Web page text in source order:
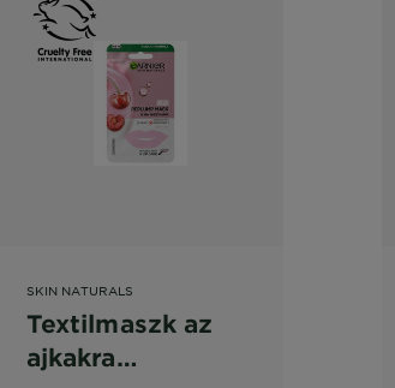
SKIN NATURALS
Textilmaszk az
ajkakra